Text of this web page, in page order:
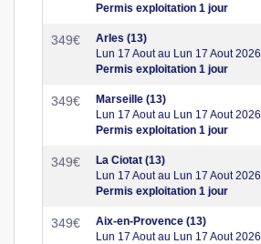
Permis exploitation 1 jour
349€
Arles (13)
Lun 17 Aout au Lun 17 Aout 2026
Permis exploitation 1 jour
349€
Marseille (13)
Lun 17 Aout au Lun 17 Aout 2026
Permis exploitation 1 jour
349€
La Ciotat (13)
Lun 17 Aout au Lun 17 Aout 2026
Permis exploitation 1 jour
349€
Aix-en-Provence (13)
Lun 17 Aout au Lun 17 Aout 2026